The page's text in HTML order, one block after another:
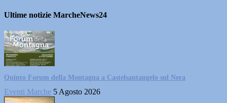
Ultime notizie MarcheNews24
Quinto Forum della Montagna a Castelsantangelo sul Nera
Eventi Marche 5 Agosto 2026